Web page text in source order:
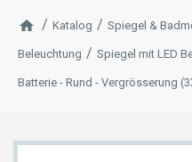
Katalog Spiegel &
Beleuchtung Spiegel mit LED
Batterie - Rund - Vergrösserung